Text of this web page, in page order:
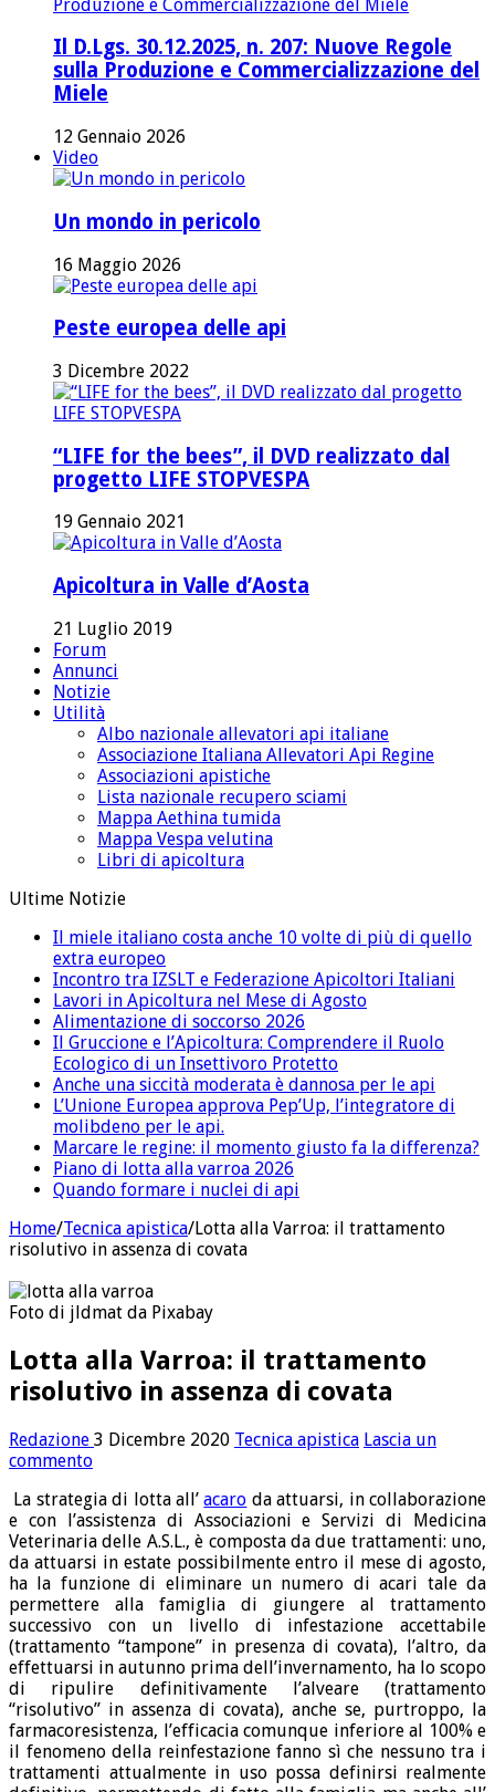
Il D.Lgs. 30.12.2025, n. 207: Nuove Regole
sulla Produzione e Commercializzazione del
Miele
12 Gennaio 2026
Video
Un mondo in pericolo
16 Maggio 2026
Peste europea delle api
3 Dicembre 2022
“LIFE for the bees”, il DVD realizzato dal
progetto LIFE STOPVESPA
19 Gennaio 2021
Apicoltura in Valle d’Aosta
21 Luglio 2019
Forum
Annunci
Notizie
Utilità
Albo nazionale allevatori api italiane
Associazione Italiana Allevatori Api Regine
Associazioni apistiche
Lista nazionale recupero sciami
Mappa Aethina tumida
Mappa Vespa velutina
Libri di apicoltura
Ultime Notizie
Il miele italiano costa anche 10 volte di più di quello
extra europeo
Incontro tra IZSLT e Federazione Apicoltori Italiani
Lavori in Apicoltura nel Mese di Agosto
Alimentazione di soccorso 2026
Il Gruccione e l’Apicoltura: Comprendere il Ruolo
Ecologico di un Insettivoro Protetto
Anche una siccità moderata è dannosa per le api
L’Unione Europea approva Pep’Up, l’integratore di
molibdeno per le api.
Marcare le regine: il momento giusto fa la differenza?
Piano di lotta alla varroa 2026
Quando formare i nuclei di api
Home/Tecnica apistica/Lotta alla Varroa: il trattamento
risolutivo in assenza di covata
Foto di jldmat da Pixabay
Lotta alla Varroa: il trattamento
risolutivo in assenza di covata
Redazione 3 Dicembre 2020 Tecnica apistica Lascia un
commento
La strategia di lotta all’acaro da attuarsi, in collaborazione
e con l’assistenza di Associazioni e Servizi di Medicina
Veterinaria delle A.S.L., è composta da due trattamenti: uno,
da attuarsi in estate possibilmente entro il mese di agosto,
ha la funzione di eliminare un numero di acari tale da
permettere alla famiglia di giungere al trattamento
successivo con un livello di infestazione accettabile
(trattamento “tampone” in presenza di covata), l’altro, da
effettuarsi in autunno prima dell’invernamento, ha lo scopo
di ripulire definitivamente l’alveare (trattamento
“risolutivo” in assenza di covata), anche se, purtroppo, la
farmacoresistenza, l’efficacia comunque inferiore al 100% e
il fenomeno della reinfestazione fanno sì che nessuno tra i
trattamenti attualmente in uso possa definirsi realmente